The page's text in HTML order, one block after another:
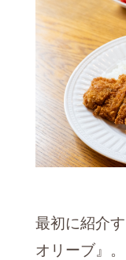
最初に紹介
オリーブ』